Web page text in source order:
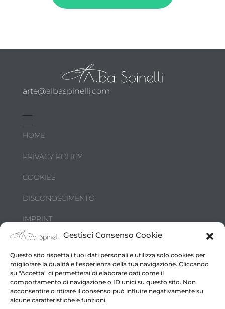
Gestisci Consenso Cookie
Questo sito rispetta i tuoi dati personali e utilizza solo cookies per
migliorare la qualità e l'esperienza della tua navigazione. Cliccando
su "Accetta" ci permetterai di elaborare dati come il
comportamento di navigazione o ID unici su questo sito. Non
acconsentire o ritirare il consenso può influire negativamente su
alcune caratteristiche e funzioni.
arte@albaspinelli.com
HOME
PRIVACY POLICY
COOKIES
DISCONOSCIMENTO
IMPRINT
DIRITTI D’AUTORE